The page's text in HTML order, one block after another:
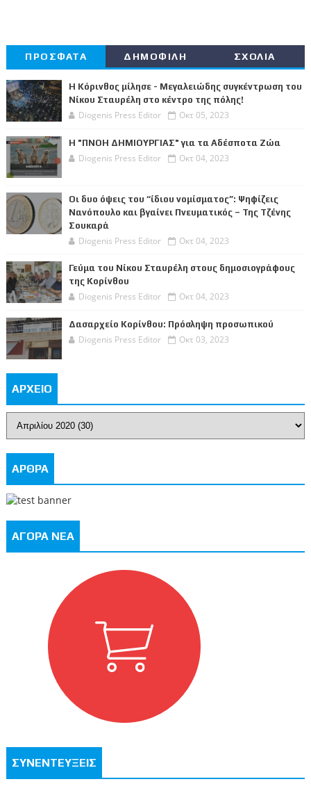
ΠΡΟΣΦΑΤΑ ΔΗΜΟΦΙΛΗ ΣΧΟΛΙΑ
Η Κόρινθος μίλησε - Μεγαλειώδης συγκέντρωση του
Νίκου Σταυρέλη στο κέντρο της πόλης!
Diogenis Press Editor Οκτ 05, 2023
Η "ΠΝΟΗ ΔΗΜΙΟΥΡΓΙΑΣ" για τα Αδέσποτα Ζώα
Diogenis Press Editor Οκτ 04, 2023
Οι δυο όψεις του “ίδιου νομίσματος”: Ψηφίζεις
Νανόπουλο και βγαίνει Πνευματικός – Της Τζένης
Σουκαρά
Diogenis Press Editor Οκτ 04, 2023
Γεύμα του Νίκου Σταυρέλη στους δημοσιογράφους
της Κορίνθου
Diogenis Press Editor Οκτ 04, 2023
Δασαρχείο Κορίνθου: Πρόσληψη προσωπικού
Diogenis Press Editor Οκτ 03, 2023
ΑΡΧΕΙΟ
ΑΡΘΡΑ
ΑΓΟΡΑ ΝΕΑ
ΣΥΝΕΝΤΕΥΞΕΙΣ